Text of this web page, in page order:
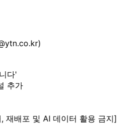
다'
추가
재배포 및 AI 데이터 활용 금지]